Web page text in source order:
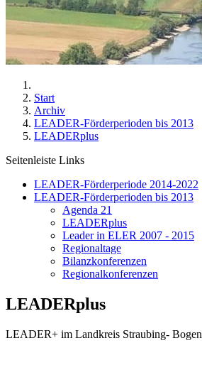
Start
Archiv
LEADER-Förderperioden bis 2013
LEADERplus
Seitenleiste Links
LEADER-Förderperiode 2014-2022
LEADER-Förderperioden bis 2013
Agenda 21
LEADERplus
Leader in ELER 2007 - 2015
Regionaltage
Bilanzkonferenzen
Regionalkonferenzen
LEADERplus
LEADER+ im Landkreis Straubing- Bogen